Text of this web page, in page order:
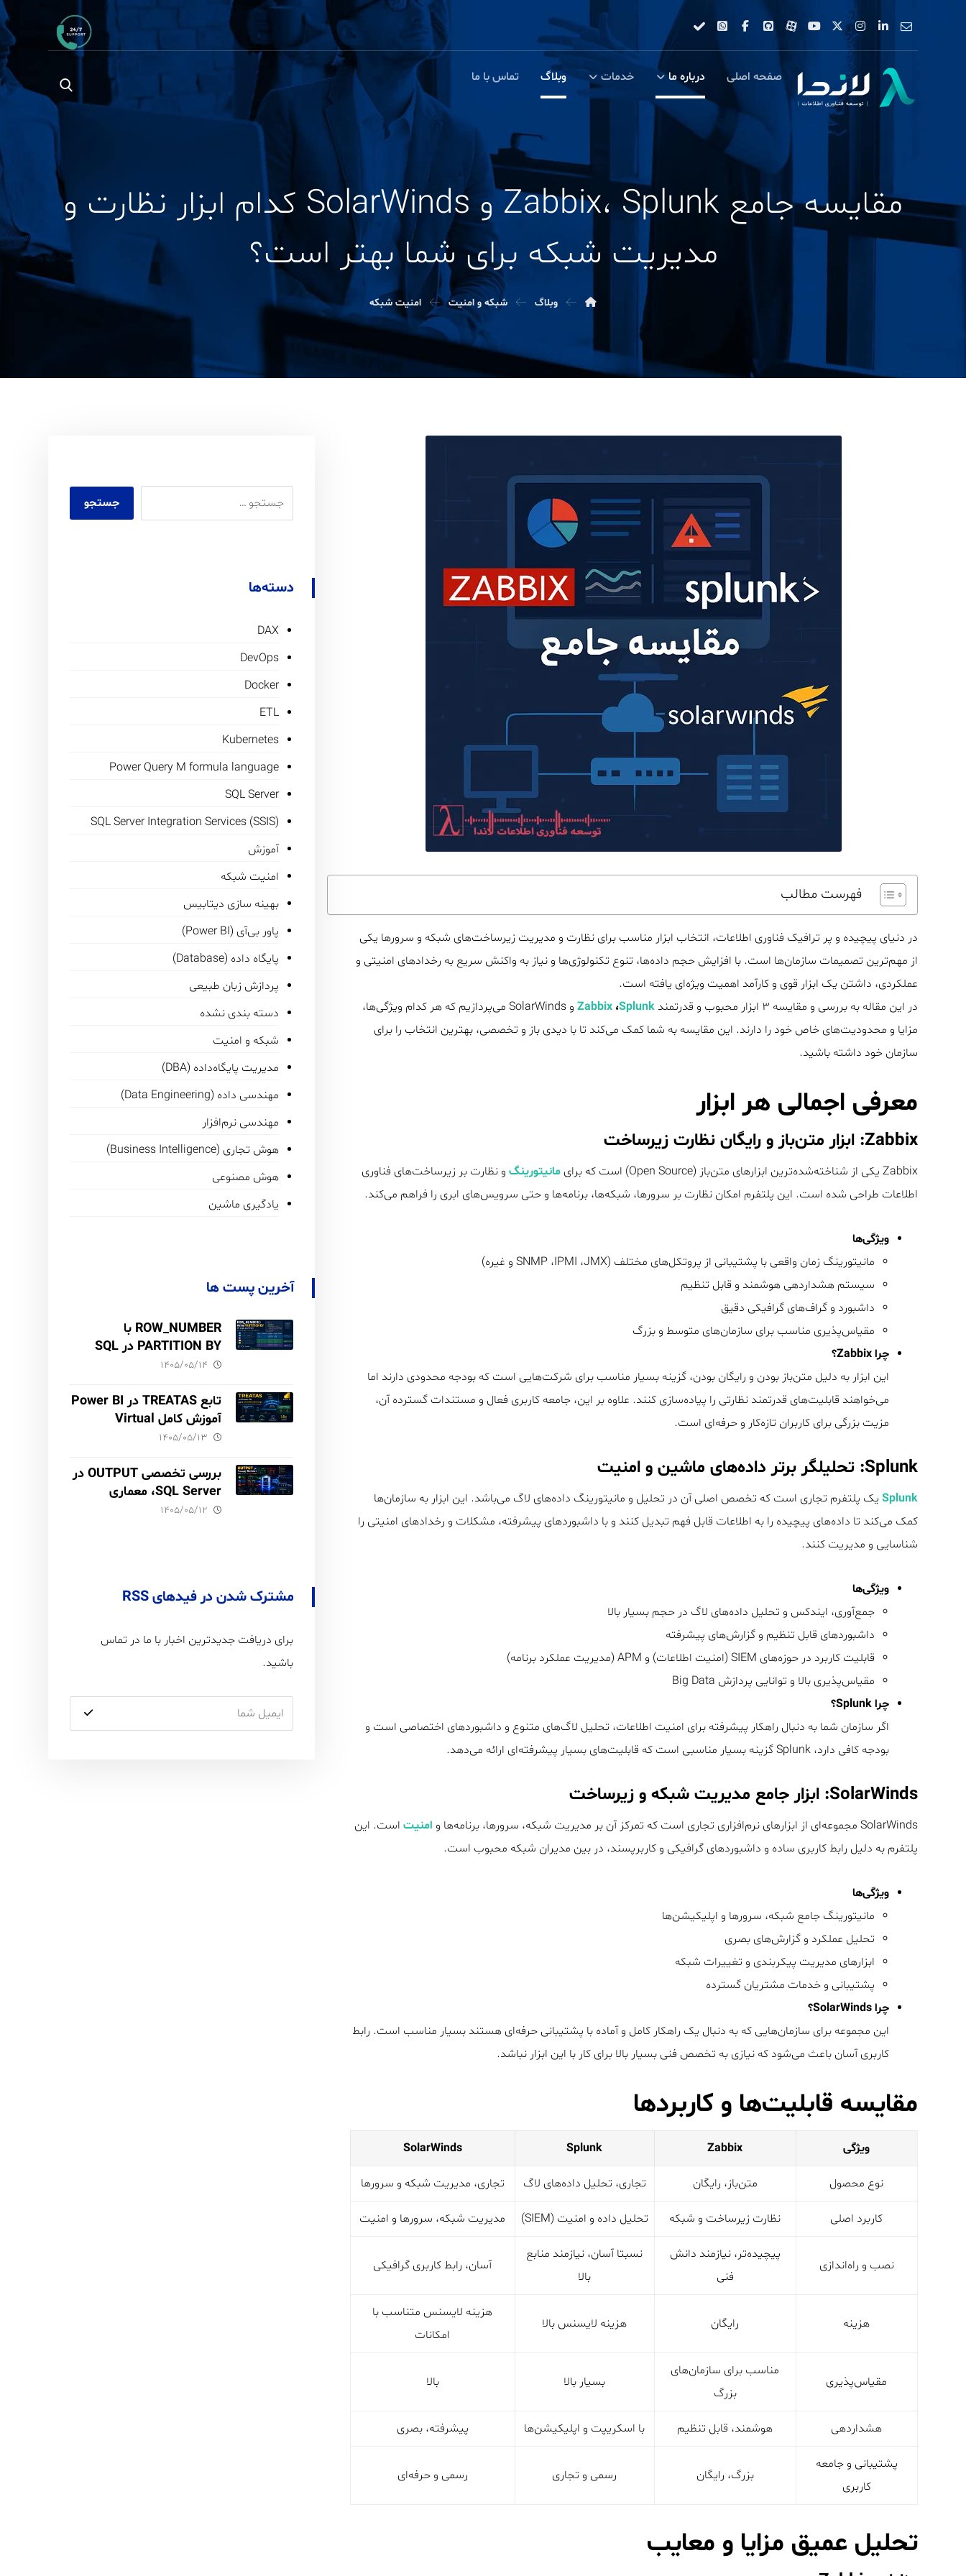
صفحه اصلی درباره ما خدمات وبلاگ تماس با ما
مقایسه جامع Zabbix، Splunk و SolarWinds کدام ابزار نظارت و
مدیریت شبکه برای شما بهتر است؟
وبلاگ شبکه و امنیت امنیت شبکه
فهرست مطالب
در دنیای پیچیده و پر ترافیک فناوری اطلاعات، انتخاب ابزار مناسب برای نظارت و مدیریت زیرساخت‌های شبکه و سرورها یکی
از مهم‌ترین تصمیمات سازمان‌ها است. با افزایش حجم داده‌ها، تنوع تکنولوژی‌ها و نیاز به واکنش سریع به رخدادهای امنیتی و
عملکردی، داشتن یک ابزار قوی و کارآمد اهمیت ویژه‌ای یافته است.
در این مقاله به بررسی و مقایسه ۳ ابزار محبوب و قدرتمند
Zabbix،Splunk
و SolarWinds می‌پردازیم که هر کدام ویژگی‌ها،
مزایا و محدودیت‌های خاص خود را دارند. این مقایسه به شما کمک می‌کند تا با دیدی باز و تخصصی، بهترین انتخاب را برای
سازمان خود داشته باشید.
معرفی اجمالی هر ابزار
Zabbix: ابزار متن‌باز و رایگان نظارت زیرساخت
Zabbix یکی از شناخته‌شده‌ترین ابزارهای متن‌باز (Open Source) است که برای مانیتورینگ و نظارت بر زیرساخت‌های فناوری
اطلاعات طراحی شده است. این پلتفرم امکان نظارت بر سرورها، شبکه‌ها، برنامه‌ها و حتی سرویس‌های ابری را فراهم می‌کند.
ویژگی‌ها
مانیتورینگ زمان واقعی با پشتیبانی از پروتکل‌های مختلف (SNMP ،IPMI ،JMX و غیره)
سیستم هشداردهی هوشمند و قابل تنظیم
داشبورد و گراف‌های گرافیکی دقیق
مقیاس‌پذیری مناسب برای سازمان‌های متوسط و بزرگ
چرا Zabbix؟
این ابزار به دلیل متن‌باز بودن و رایگان بودن، گزینه بسیار مناسب برای شرکت‌هایی است که بودجه محدودی دارند اما
می‌خواهند قابلیت‌های قدرتمند نظارتی را پیاده‌سازی کنند. علاوه بر این، جامعه کاربری فعال و مستندات گسترده آن،
مزیت بزرگی برای کاربران تازه‌کار و حرفه‌ای است.
Splunk: تحلیلگر برتر داده‌های ماشین و امنیت
Splunk یک پلتفرم تجاری است که تخصص اصلی آن در تحلیل و مانیتورینگ داده‌های لاگ می‌باشد. این ابزار به سازمان‌ها
کمک می‌کند تا داده‌های پیچیده را به اطلاعات قابل فهم تبدیل کنند و با داشبوردهای پیشرفته، مشکلات و رخدادهای امنیتی را
شناسایی و مدیریت کنند.
ویژگی‌ها
جمع‌آوری، ایندکس و تحلیل داده‌های لاگ در حجم بسیار بالا
داشبوردهای قابل تنظیم و گزارش‌های پیشرفته
قابلیت کاربرد در حوزه‌های SIEM (امنیت اطلاعات) و APM (مدیریت عملکرد برنامه)
مقیاس‌پذیری بالا و توانایی پردازش Big Data
چرا Splunk؟
اگر سازمان شما به دنبال راهکار پیشرفته برای امنیت اطلاعات، تحلیل لاگ‌های متنوع و داشبوردهای اختصاصی است و
بودجه کافی دارد، Splunk گزینه بسیار مناسبی است که قابلیت‌های بسیار پیشرفته‌ای ارائه می‌دهد.
SolarWinds: ابزار جامع مدیریت شبکه و زیرساخت
SolarWinds مجموعه‌ای از ابزارهای نرم‌افزاری تجاری است که تمرکز آن بر مدیریت شبکه، سرورها، برنامه‌ها و امنیت است. این
پلتفرم به دلیل رابط کاربری ساده و داشبوردهای گرافیکی و کاربرپسند، در بین مدیران شبکه محبوب است.
ویژگی‌ها
مانیتورینگ جامع شبکه، سرورها و اپلیکیشن‌ها
تحلیل عملکرد و گزارش‌های بصری
ابزارهای مدیریت پیکربندی و تغییرات شبکه
پشتیبانی و خدمات مشتریان گسترده
چرا SolarWinds؟
این مجموعه برای سازمان‌هایی که به دنبال یک راهکار کامل و آماده با پشتیبانی حرفه‌ای هستند بسیار مناسب است. رابط
کاربری آسان باعث می‌شود که نیازی به تخصص فنی بسیار بالا برای کار با این ابزار نباشد.
مقایسه قابلیت‌ها و کاربردها
ویژگی Zabbix
Splunk
SolarWinds
نوع محصول متن‌باز، رایگان تجاری، تحلیل داده‌های لاگ تجاری، مدیریت شبکه و سرورها
کاربرد اصلی نظارت زیرساخت و شبکه تحلیل داده و امنیت (SIEM) مدیریت شبکه، سرورها و امنیت
نصب و راه‌اندازی
پیچیده‌تر، نیازمند دانش
فنی
نسبتا آسان، نیازمند منابع
بالا
آسان، رابط کاربری گرافیکی
هزینه رایگان هزینه لایسنس بالا
هزینه لایسنس متناسب با
امکانات
مقیاس‌پذیری
مناسب برای سازمان‌های
بزرگ
بسیار بالا بالا
هشداردهی هوشمند، قابل تنظیم با اسکریپت و اپلیکیشن‌ها پیشرفته، بصری
پشتیبانی و جامعه
کاربری
بزرگ، رایگان رسمی و تجاری رسمی و حرفه‌ای
تحلیل عمیق مزایا و معایب
دسته‌ها
DAX
DevOps
Docker
ETL
Kubernetes
Power Query M formula language
SQL Server
SQL Server Integration Services (SSIS)
آموزش
امنیت شبکه
بهینه سازی دیتابیس
پاور بی‌آی (Power BI)
پایگاه داده (Database)
پردازش زبان طبیعی
دسته بندی نشده
شبکه و امنیت
مدیریت پایگاه‌داده (DBA)
مهندسی داده (Data Engineering)
مهندسی نرم‌افزار
هوش تجاری (Business Intelligence)
هوش مصنوعی
یادگیری ماشین
آخرین پست ها
ROW_NUMBER با
PARTITION BY در SQL
Server آموزش کامل با مثال۱۴۰۵/۰۵/۱۴
تابع TREATAS در Power BI
آموزش کامل Virtual
Relationship،
USERELATIONSHIP
۱۴۰۵/۰۵/۱۳
بررسی تخصصی OUTPUT در
SQL Server، معماری
۱۴۰۵/۰۵/۱۲
مشترک شدن در فیدهای RSS
برای دریافت جدیدترین اخبار با ما در تماس
باشید.